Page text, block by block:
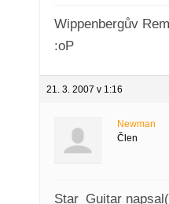
Wippenbergův
:oP
21. 3. 2007 v 1:16
Newman
Člen
Star_Guitar